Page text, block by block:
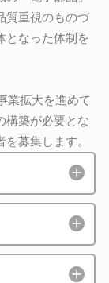
質重視のものづ
となった体制を
業拡大を進めて
構築が必要とな
募集します。